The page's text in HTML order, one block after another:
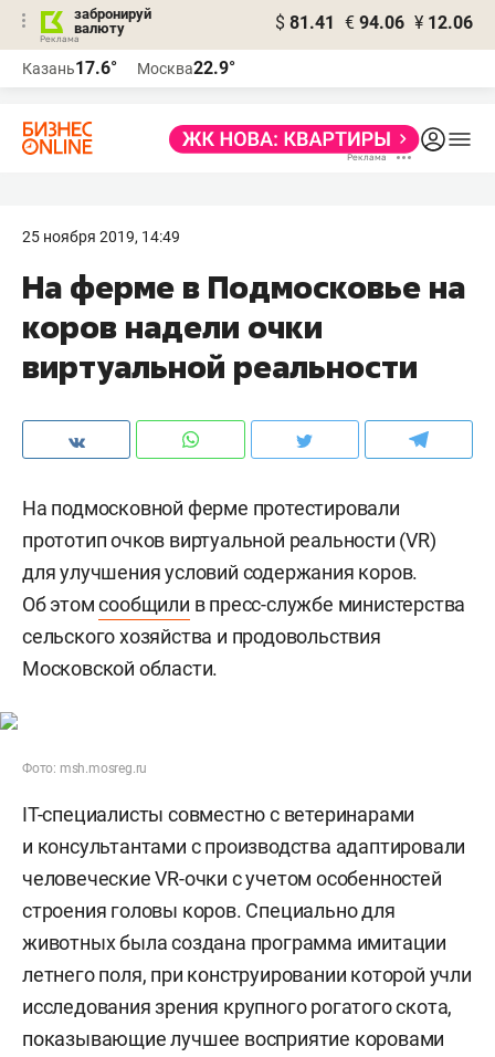
забронируй
валюту
$ 81.41 € 94.06 ¥ 12.06
Казань17.6° Москва22.9°
25 ноября 2019, 14:49
На ферме в Подмосковье на
коров надели очки
виртуальной реальности
На подмосковной ферме протестировали
прототип очков виртуальной реальности (VR)
для улучшения условий содержания коров.
Об этомсообщили в пресс-службе министерства
сельского хозяйства и продовольствия
Московской области.
Фото: msh.mosreg.ru
IT-специалисты совместно с ветеринарами
и консультантами с производства адаптировали
человеческие VR-очки с учетом особенностей
строения головы коров. Специально для
животных была создана программа имитации
летнего поля, при конструировании которой учли
исследования зрения крупного рогатого скота,
показывающие лучшее восприятие коровами